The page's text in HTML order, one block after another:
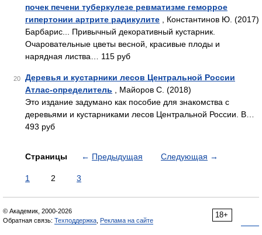
почек печени туберкулезе ревматизме геморрое
гипертонии артрите радикулите , Константинов Ю. (2017)
Барбарис... Привычный декоративный кустарник.
Очаровательные цветы весной, красивые плоды и
нарядная листва… 115 руб
20
Деревья и кустарники лесов Центральной России
Атлас-определитель , Майоров С. (2018)
Это издание задумано как пособие для знакомства с
деревьями и кустарниками лесов Центральной России. В…
493 руб
Страницы ← Предыдущая Следующая →
1 2 3
18+
© Академик, 2000-2026
Обратная связь: Техподдержка Реклама на сайте